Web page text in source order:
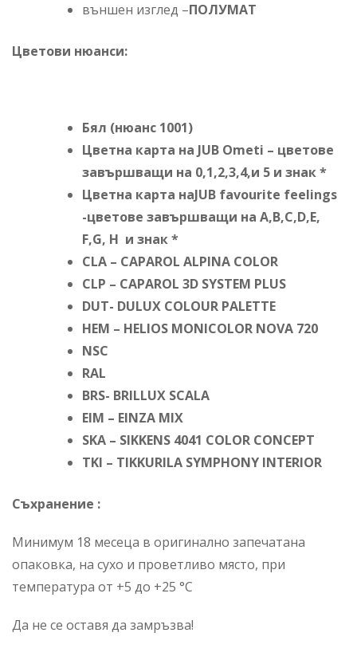
външен изглед –ПОЛУМАТ
Цветови нюанси:
Бял (нюанс 1001)
Цветна карта на JUB Ometi – цветове
завършващи на 0,1,2,3,4,и 5 и знак *
Цветна карта наJUB favourite feelings
-цветове завършващи на A,B,C,D,E,
F,G, H и знак *
CLA – CAPAROL ALPINA COLOR
CLP – CAPAROL 3D SYSTEM PLUS
DUT- DULUX COLOUR PALETTE
HEM – HELIOS MONICOLOR NOVA 720
NSC
RAL
BRS- BRILLUX SCALA
EIM – EINZA MIX
SKA – SIKKENS 4041 COLOR CONCEPT
TKI – TIKKURILA SYMPHONY INTERIOR
Съхранение :
Минимум 18 месеца в оригинално запечатана
опаковка, на сухо и проветливо място, при
температура от +5 до +25 °С
Да не се оставя да замръзва!